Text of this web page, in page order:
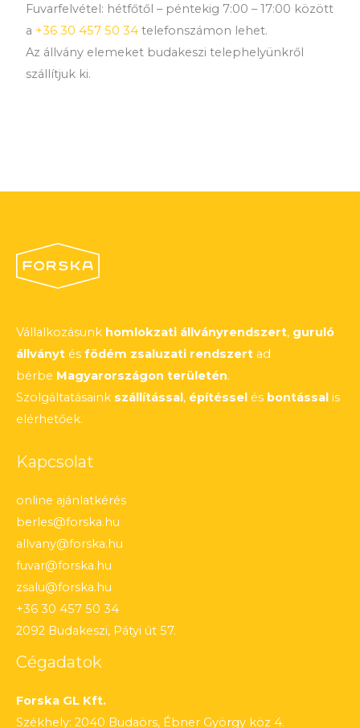
Fuvarfelvétel: hétfőtől – péntekig 7:00 – 17:00 között
a +36 30 457 50 34 telefonszámon lehet.
Az állvány elemeket budakeszi telephelyünkről
szállítjuk ki.
Vállalkozásunk homlokzati állványrendszert, guruló
állványt és födém zsaluzati rendszert ad
bérbe Magyarországon területén.
Szolgáltatásaink szállítással, építéssel és bontással is
elérhetőek.
Kapcsolat
online ajánlatkérés
berles@forska.hu
allvany@forska.hu
fuvar@forska.hu
zsalu@forska.hu
+36 30 457 50 34
2092 Budakeszi, Pátyi út 57.
Cégadatok
Forska GL Kft.
Székhely: 2040 Budaörs, Ébner György köz 4.